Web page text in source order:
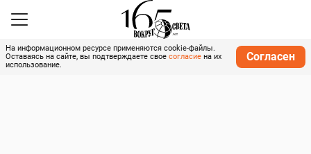
На информационном ресурсе применяются cookie-файлы.
Оставаясь на сайте, вы подтверждаете свое согласие на их
использование.
Согласен